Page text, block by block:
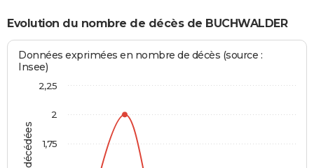
Evolution du nombre de décès de BUCHWALDER
Données exprimées en nombre de décès (source :
Insee)
1,75
2
2,25